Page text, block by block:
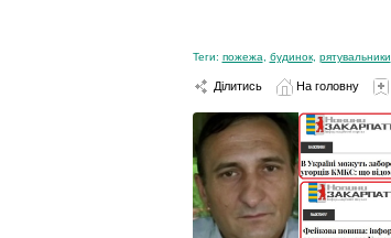
Теги: пожежа будинок, рятувальники
Ділитись На головну